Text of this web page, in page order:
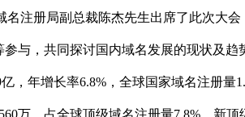
名注册局副总裁陈杰先生出席了此次大会
与，共同探讨国内域名发展的现状及
亿，年增长率6.8% ，全球国家域名注册量